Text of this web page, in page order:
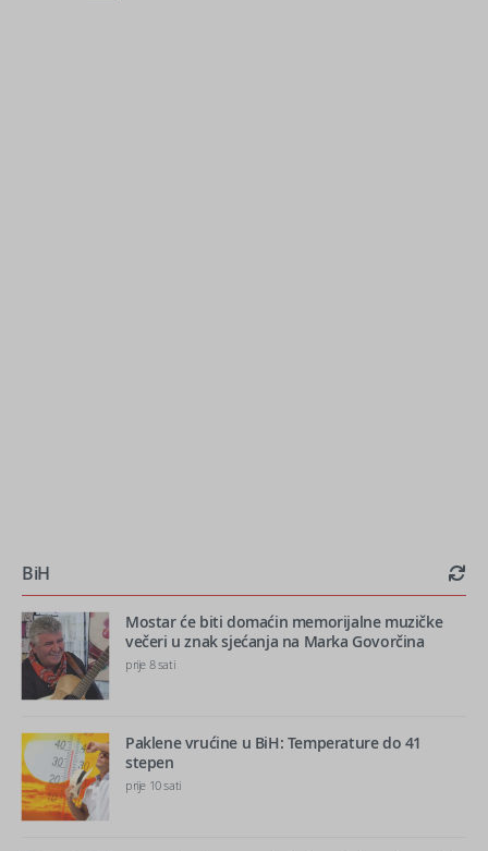
BiH
Mostar će biti domaćin memorijalne muzičke
večeri u znak sjećanja na Marka Govorčina
prije 8 sati
Paklene vrućine u BiH: Temperature do 41
stepen
prije 10 sati